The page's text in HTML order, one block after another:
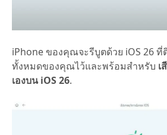
iPhone ของคุณจะรีบูตด้วย iOS 26 ที่
ทั้งหมดของคุณไว้และพร้อมสำหรับ เ
เองบน iOS 26.